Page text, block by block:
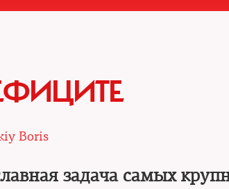
Boris
задача самых